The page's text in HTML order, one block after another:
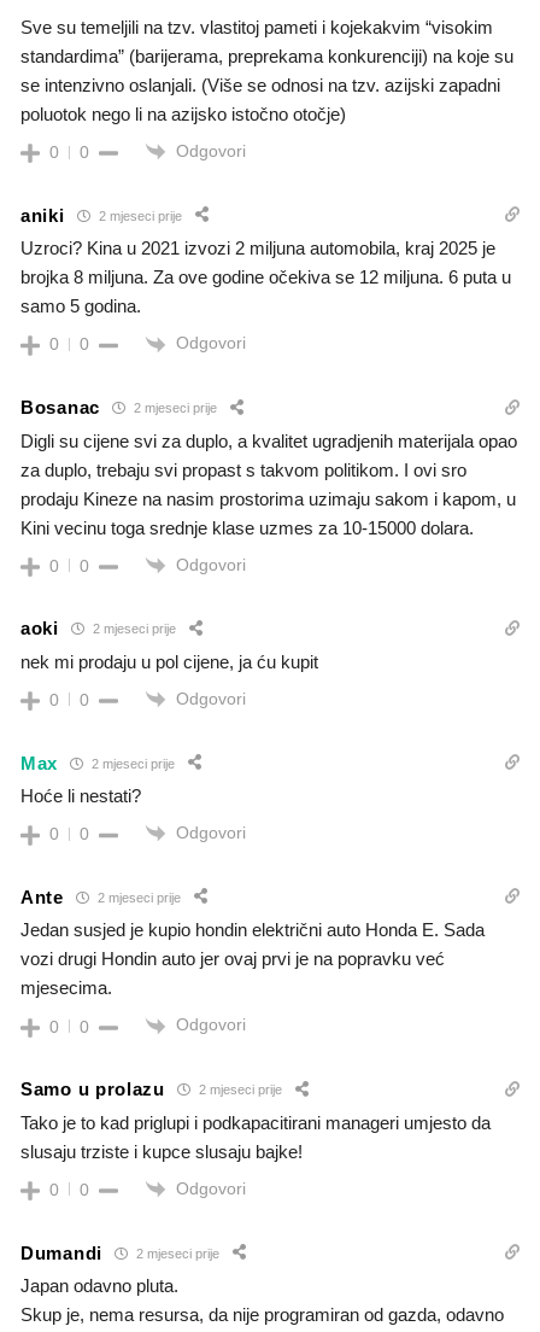
Sve su temeljili na tzv. vlastitoj pameti i kojekakvim “visokim
standardima” (barijerama, preprekama konkurenciji) na koje su
se intenzivno oslanjali. (Više se odnosi na tzv. azijski zapadni
poluotok nego li na azijsko istočno otočje)
0 0 Odgovori
aniki 2 mjeseci prije
Uzroci? Kina u 2021 izvozi 2 miljuna automobila, kraj 2025 je
brojka 8 miljuna. Za ove godine očekiva se 12 miljuna. 6 puta u
samo 5 godina.
0 0 Odgovori
Bosanac 2 mjeseci prije
Digli su cijene svi za duplo, a kvalitet ugradjenih materijala opao
za duplo, trebaju svi propast s takvom politikom. I ovi sro
prodaju Kineze na nasim prostorima uzimaju sakom i kapom, u
Kini vecinu toga srednje klase uzmes za 10-15000 dolara.
0 0 Odgovori
aoki 2 mjeseci prije
nek mi prodaju u pol cijene, ja ću kupit
0 0 Odgovori
Max 2 mjeseci prije
Hoće li nestati?
0 0 Odgovori
Ante 2 mjeseci prije
Jedan susjed je kupio hondin električni auto Honda E. Sada
vozi drugi Hondin auto jer ovaj prvi je na popravku već
mjesecima.
0 0 Odgovori
Samo u prolazu 2 mjeseci prije
Tako je to kad priglupi i podkapacitirani manageri umjesto da
slusaju trziste i kupce slusaju bajke!
0 0 Odgovori
Dumandi 2 mjeseci prije
Japan odavno pluta.
Skup je, nema resursa, da nije programiran od gazda, odavno